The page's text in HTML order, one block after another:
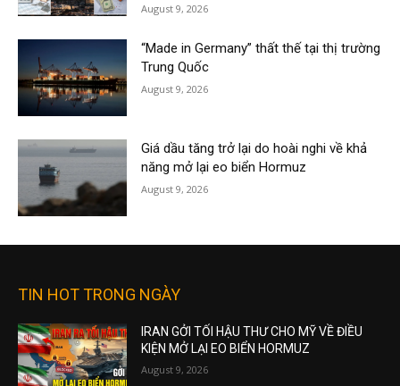
August 9, 2026
“Made in Germany” thất thế tại thị trường
Trung Quốc
August 9, 2026
Giá dầu tăng trở lại do hoài nghi về khả
năng mở lại eo biển Hormuz
August 9, 2026
TIN HOT TRONG NGÀY
IRAN GỞI TỐI HẬU THƯ CHO MỸ VỀ ĐIỀU
KIỆN MỞ LẠI EO BIỂN HORMUZ
August 9, 2026